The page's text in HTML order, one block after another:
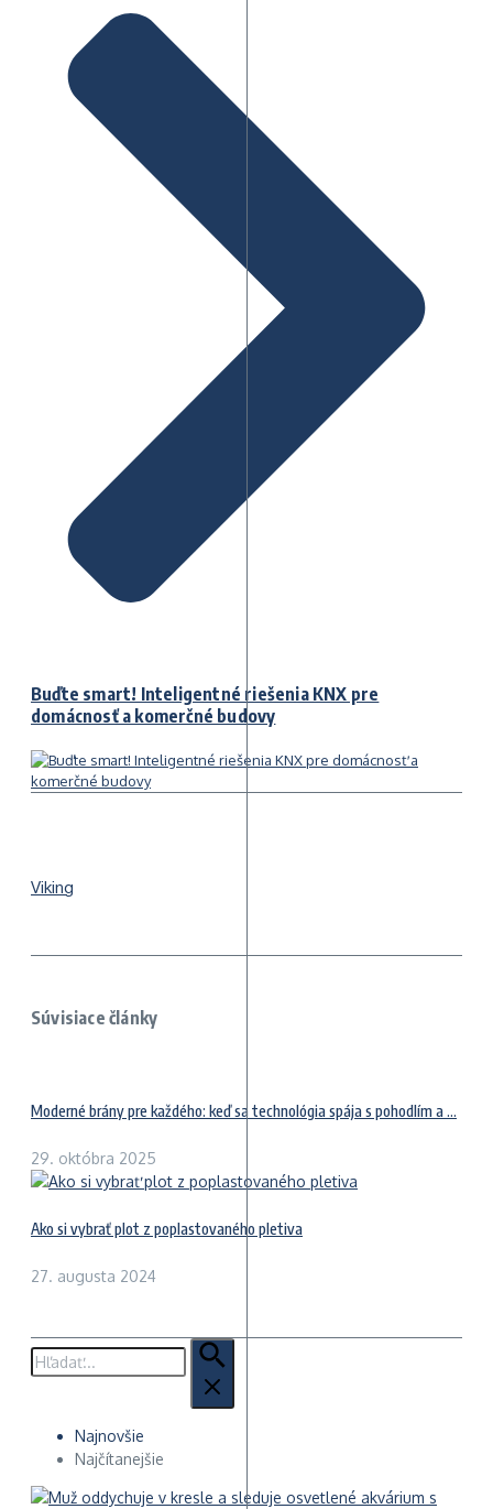
Buďte smart! Inteligentné riešenia KNX pre
domácnosť a komerčné budovy
Viking
Súvisiace články
Moderné brány pre každého: keď sa technológia spája s pohodlím a ...
29. októbra 2025
Ako si vybrať plot z poplastovaného pletiva
27. augusta 2024
Hľadať:
Najnovšie
Najčítanejšie